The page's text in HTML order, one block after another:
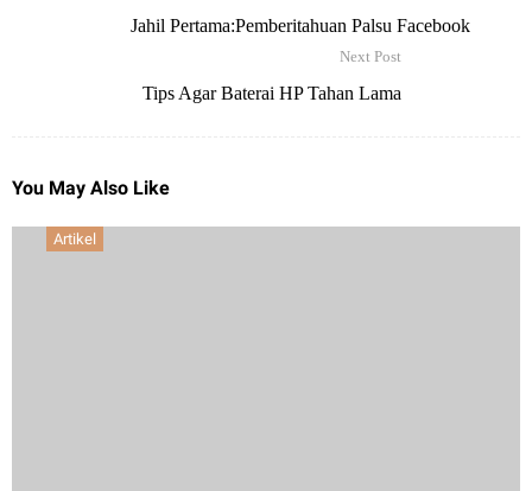
Jahil Pertama:Pemberitahuan Palsu Facebook
Next Post
Tips Agar Baterai HP Tahan Lama
You May Also Like
Artikel